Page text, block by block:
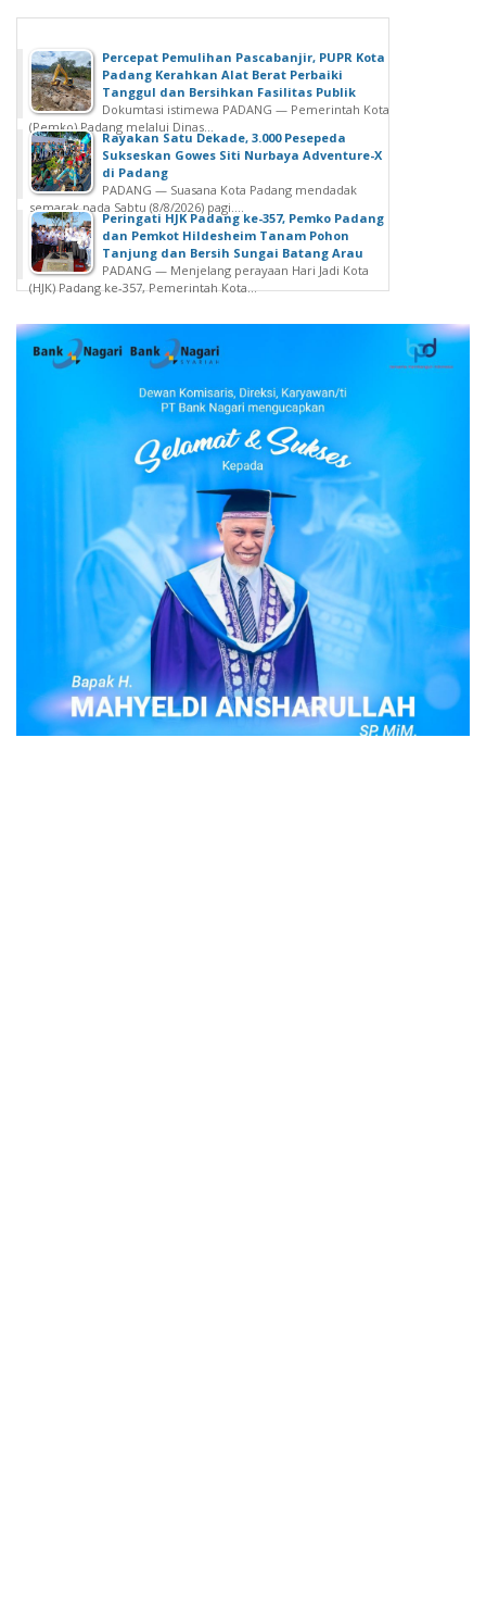
Percepat Pemulihan Pascabanjir, PUPR Kota
Padang Kerahkan Alat Berat Perbaiki
Tanggul dan Bersihkan Fasilitas Publik
Dokumtasi istimewa PADANG — Pemerintah Kota
(Pemko) Padang melalui Dinas...
Rayakan Satu Dekade, 3.000 Pesepeda
Sukseskan Gowes Siti Nurbaya Adventure-X
di Padang
PADANG — Suasana Kota Padang mendadak
semarak pada Sabtu (8/8/2026) pagi....
Peringati HJK Padang ke-357, Pemko Padang
dan Pemkot Hildesheim Tanam Pohon
Tanjung dan Bersih Sungai Batang Arau
PADANG — Menjelang perayaan Hari Jadi Kota
(HJK) Padang ke-357, Pemerintah Kota...